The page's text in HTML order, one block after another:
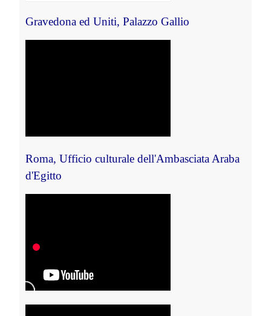
Gravedona ed Uniti, Palazzo Gallio
Roma, Ufficio culturale dell'Ambasciata Araba
d'Egitto